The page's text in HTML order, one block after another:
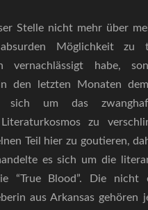
Stelle nicht mehr über
Möglichkeit
vernachlässigt habe,
den letzten Monaten
sich um das
Literaturkosmos zu
Teil hier zu goutieren,
es sich um die
“True Blood”. Die
aus Arkansas